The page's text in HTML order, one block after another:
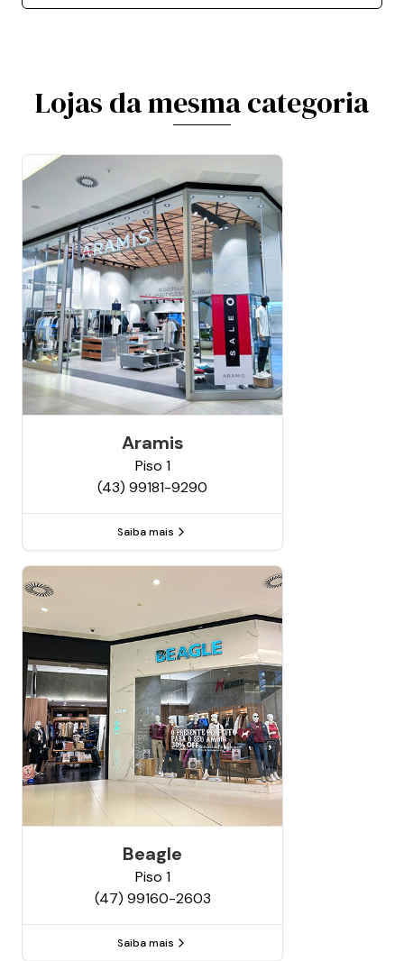
Lojas da mesma categoria
Aramis
Piso 1
(43) 99181-9290
Saiba mais
Beagle
Piso 1
(47) 99160-2603
Saiba mais